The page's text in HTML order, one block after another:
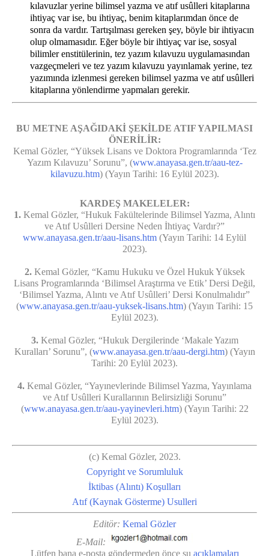
kılavuzlar yerine bilimsel yazma ve atıf usûlleri kitaplarına
ihtiyaç var ise, bu ihtiyaç, benim kitaplarımdan önce de
sonra da vardır. Tartışılması gereken şey, böyle bir ihtiyacın
olup olmamasıdır. Eğer böyle bir ihtiyaç var ise, sosyal
bilimler enstitülerinin, tez yazım kılavuzu uygulamasından
vazgeçmeleri ve tez yazım kılavuzu yayınlamak yerine, tez
yazımında izlenmesi gereken bilimsel yazma ve atıf usûlleri
kitaplarına yönlendirme yapmaları gerekir.
BU METNE AŞAĞIDAKİ ŞEKİLDE ATIF YAPILMASI
ÖNERİLİR:
Kemal Gözler, “Yüksek Lisans ve Doktora Programlarında ‘Tez
Yazım Kılavuzu’ Sorunu”, (www.anayasa.gen.tr/aau-tez-
kilavuzu.htm) (Yayın Tarihi: 16 Eylül 2023).
KARDEŞ MAKELELER:
1. Kemal Gözler, “Hukuk Fakültelerinde Bilimsel Yazma, Alıntı
ve Atıf Usûlleri Dersine Neden İhtiyaç Vardır?”
www.anayasa.gen.tr/aau-lisans.htm (Yayın Tarihi: 14 Eylül
2023).
2.Kemal Gözler, “Kamu Hukuku ve Özel Hukuk Yüksek
Lisans Programlarında ‘Bilimsel Araştırma ve Etik’ Dersi Değil,
‘Bilimsel Yazma, Alıntı ve Atıf Usûlleri’ Dersi Konulmalıdır”
(www.anayasa.gen.tr/aau-yuksek-lisans.htm) (Yayın Tarihi: 15
Eylül 2023).
3.Kemal Gözler, “Hukuk Dergilerinde ‘Makale Yazım
Kuralları’ Sorunu”, (www.anayasa.gen.tr/aau-dergi.htm) (Yayın
Tarihi: 20 Eylül 2023).
4. Kemal Gözler, “Yayınevlerinde Bilimsel Yazma, Yayınlama
ve Atıf Usûlleri Kurallarının Belirsizliği Sorunu”
(www.anayasa.gen.tr/aau-yayinevleri.htm) (Yayın Tarihi: 22
Eylül 2023).
(c) Kemal Gözler, 2023.
Copyright ve Sorumluluk
İktibas (Alıntı) Koşulları
Atıf (Kaynak Gösterme) Usulleri
Editör: Kemal Gözler
E-Mail:
Lütfen bana e-posta göndermeden önce şu açıklamaları